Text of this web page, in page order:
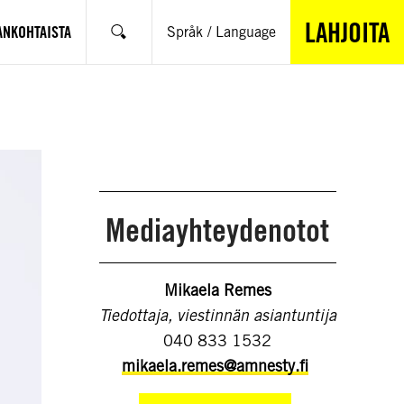
Hae Språk / Language LAHJOITA
Mediayhteydenotot
Mikaela Remes
Tiedottaja, viestinnän asiantuntija
040 833 1532
mikaela.remes@amnesty.fi